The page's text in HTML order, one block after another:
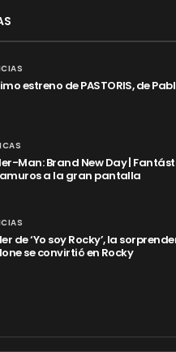
estreno de PASTORIS, de
Man: Brand New Day |
a la gran pantalla
de ‘Yo soy Rocky’, la
se convirtió en Rocky